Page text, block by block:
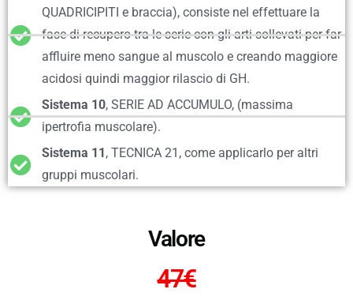
QUADRICIPITI e braccia), consiste nel effettuare la
fase di recupero tra le serie con gli arti sollevati per far
affluire meno sangue al muscolo e creando maggiore
acidosi quindi maggior rilascio di GH.
Sistema 10, SERIE AD ACCUMULO, (massima
ipertrofia muscolare).
Sistema 11 , TECNICA 21, come applicarlo per altri
gruppi muscolari.
Valore
47€